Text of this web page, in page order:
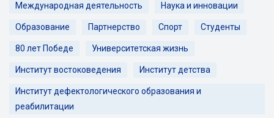
Международная деятельность Наука и инновации
Образование Партнерство Спорт Студенты
80 лет Победе Университетская жизнь
Институт востоковедения Институт детства
Институт дефектологического образования и
реабилитации